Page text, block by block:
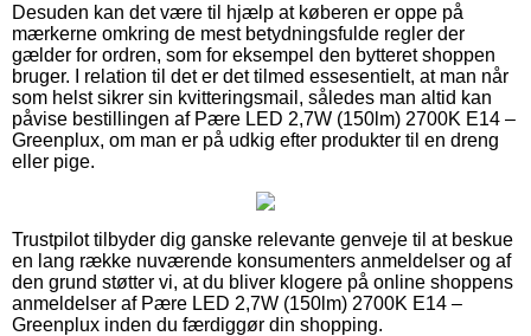
Desuden kan det være til hjælp at køberen er oppe på
mærkerne omkring de mest betydningsfulde regler der
gælder for ordren, som for eksempel den bytteret shoppen
bruger. I relation til det er det tilmed essesentielt, at man når
som helst sikrer sin kvitteringsmail, således man altid kan
påvise bestillingen af Pære LED 2,7W (150lm) 2700K E14 –
Greenplux, om man er på udkig efter produkter til en dreng
eller pige.
Trustpilot tilbyder dig ganske relevante genveje til at beskue
en lang række nuværende konsumenters anmeldelser og af
den grund støtter vi, at du bliver klogere på online shoppens
anmeldelser af Pære LED 2,7W (150lm) 2700K E14 –
Greenplux inden du færdiggør din shopping.